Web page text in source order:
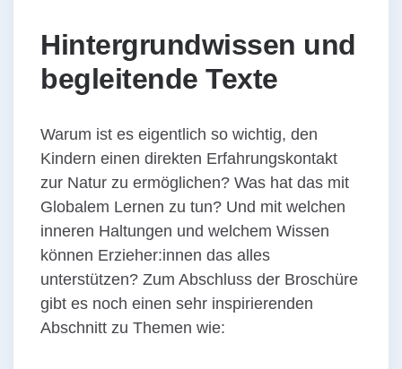
Hintergrundwissen und
begleitende Texte
Warum ist es eigentlich so wichtig, den
Kindern einen direkten Erfahrungskontakt
zur Natur zu ermöglichen? Was hat das mit
Globalem Lernen zu tun? Und mit welchen
inneren Haltungen und welchem Wissen
können Erzieher:innen das alles
unterstützen? Zum Abschluss der Broschüre
gibt es noch einen sehr inspirierenden
Abschnitt zu Themen wie: